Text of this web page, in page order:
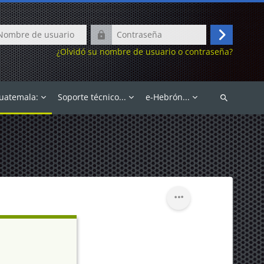
Contraseña
Acceder
¿Olvidó su nombre de usuario o contraseña?
Soporte técnico... e-Hebrón...
Buscar
cursos